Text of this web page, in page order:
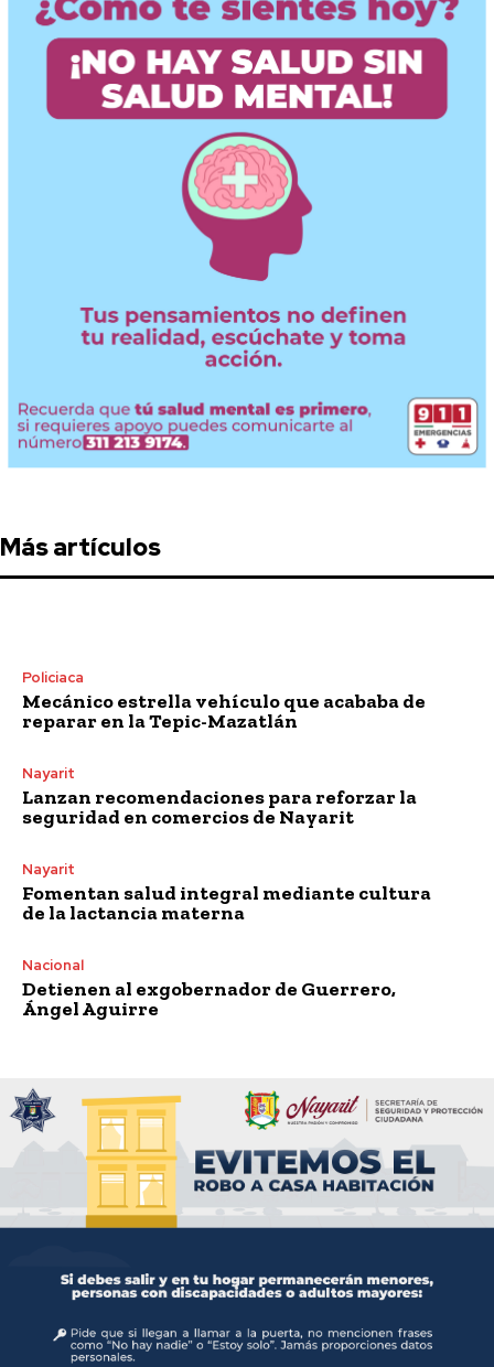
Más artículos
Policiaca
Mecánico estrella vehículo que acababa de
reparar en la Tepic-Mazatlán
Nayarit
Lanzan recomendaciones para reforzar la
seguridad en comercios de Nayarit
Nayarit
Fomentan salud integral mediante cultura
de la lactancia materna
Nacional
Detienen al exgobernador de Guerrero,
Ángel Aguirre